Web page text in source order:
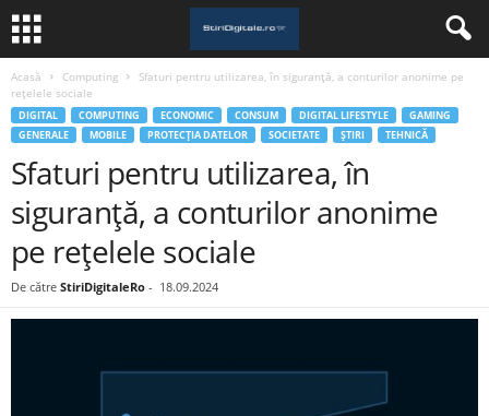
Acasă Computing
Sfaturi pentru utilizarea, în siguranță, a conturilor anonime pe
rețelele sociale
DIGITAL COMPUTING ECONOMIC CONSUM DIGITAL LIFESTYLE
GAMING
GENERALE
MOBILE PROTECȚIA DATELOR SOCIETATE ȘTIRI TEHNICĂ
Sfaturi pentru utilizarea, în
siguranță, a conturilor anonime
pe rețelele sociale
De către StiriDigitaleRo - 18.09.2024